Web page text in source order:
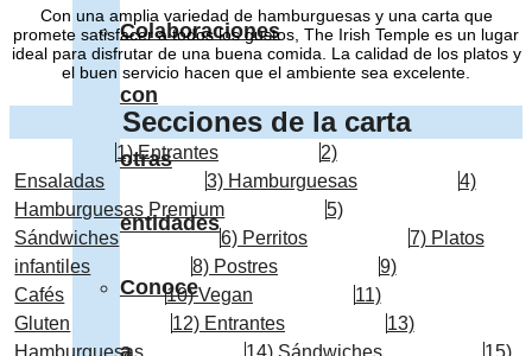
Colaboraciones
con
otras
entidades
Conoce
a
Con una amplia variedad de hamburguesas y una carta que
promete satisfacer a todos los gustos, The Irish Temple es un lugar
ideal para disfrutar de una buena comida. La calidad de los platos y
el buen servicio hacen que el ambiente sea excelente.
Secciones de la carta
1) Entrantes
2)
Ensaladas
3) Hamburguesas
4)
Hamburguesas Premium
5)
Sándwiches
6) Perritos
7) Platos
infantiles
8) Postres
9)
Cafés
10) Vegan
11)
Gluten
12) Entrantes
13)
Hamburguesas
14) Sándwiches
15)